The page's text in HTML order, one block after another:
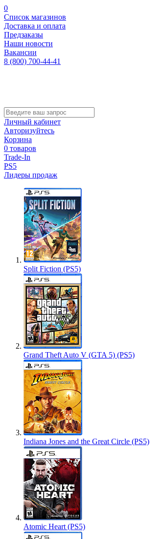
0
Список магазинов
Доставка и оплата
Предзаказы
Наши новости
Вакансии
8 (800) 700-44-41
Личный кабинет
Авторизуйтесь
Корзина
0 товаров
Trade-In
PS5
Лидеры продаж
Split Fiction (PS5)
Grand Theft Auto V (GTA 5) (PS5)
Indiana Jones and the Great Circle (PS5)
Atomic Heart (PS5)